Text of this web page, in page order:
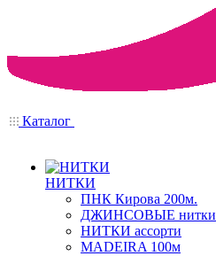
Каталог
НИТКИ
ПНК Кирова 200м.
ДЖИНСОВЫЕ нитки
НИТКИ ассорти
MADEIRA 100м